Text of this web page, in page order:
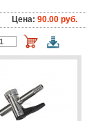
Цена: 90.00 руб.